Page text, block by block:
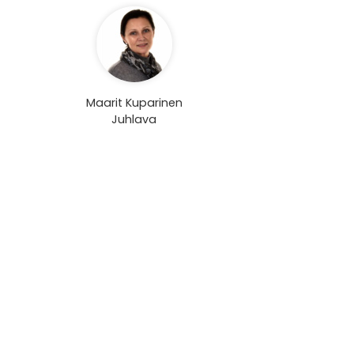
Maarit Kuparinen
Juhlava